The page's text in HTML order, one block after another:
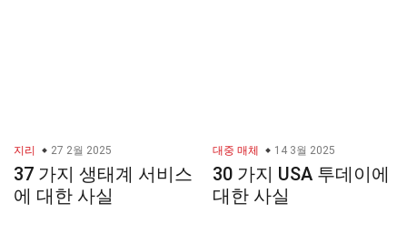
지리 27 2월 2025
37 가지 생태계 서비스
에 대한 사실
대중 매체 14 3월 2025
30 가지 USA 투데이에
대한 사실